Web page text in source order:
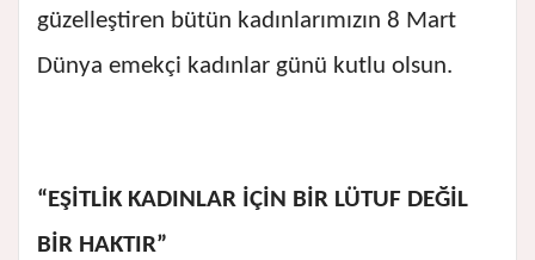
güzelleştiren bütün kadınlarımızın 8 Mart
Dünya emekçi kadınlar günü kutlu olsun.
“EŞİTLİK KADINLAR İÇİN BİR LÜTUF DEĞİL
BİR HAKTIR”